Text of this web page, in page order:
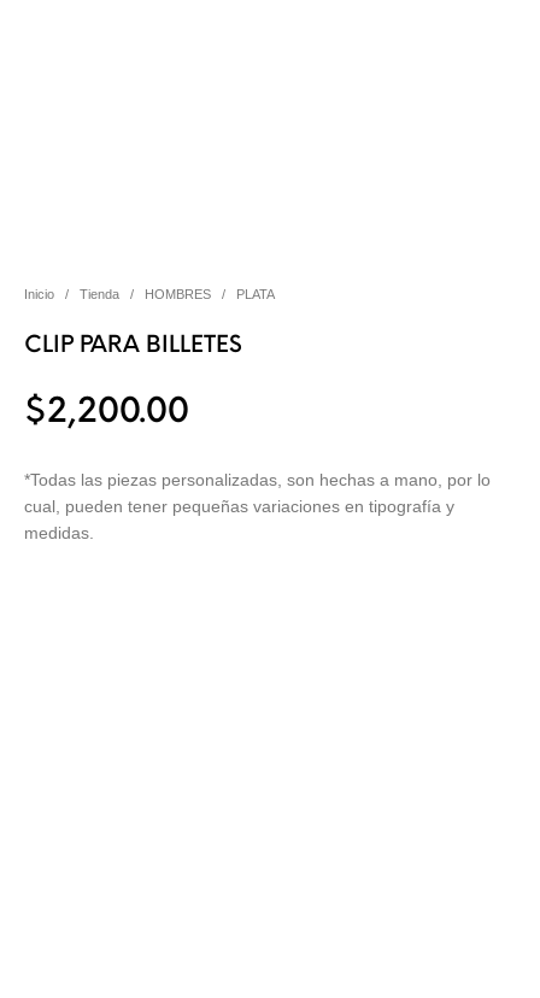
Inicio / Tienda / HOMBRES / PLATA
CLIP PARA BILLETES
$2,200.00
*Todas las piezas personalizadas, son hechas a mano, por lo
cual, pueden tener pequeñas variaciones en tipografía y
medidas.